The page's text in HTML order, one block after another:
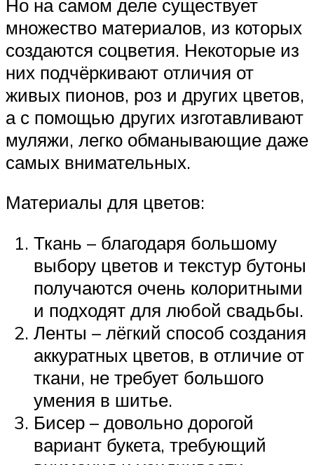
Но на самом деле существует
множество материалов, из которых
создаются соцветия. Некоторые из
них подчёркивают отличия от
живых пионов, роз и других цветов,
а с помощью других изготавливают
муляжи, легко обманывающие даже
самых внимательных.
Материалы для цветов:
Ткань – благодаря большому
выбору цветов и текстур бутоны
получаются очень колоритными
и подходят для любой свадьбы.
Ленты – лёгкий способ создания
аккуратных цветов, в отличие от
ткани, не требует большого
умения в шитье.
Бисер – довольно дорогой
вариант букета, требующий